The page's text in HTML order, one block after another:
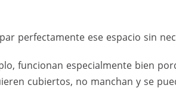
perfectamente ese espacio sin
funcionan especialmente bien
cubiertos, no manchan y se